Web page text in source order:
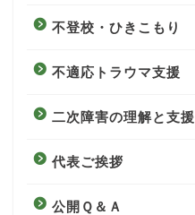
不登校・ひきこもり
不適応トラウマ支援
二次障害の理解と支援
代表ご挨拶
公開Ｑ＆Ａ